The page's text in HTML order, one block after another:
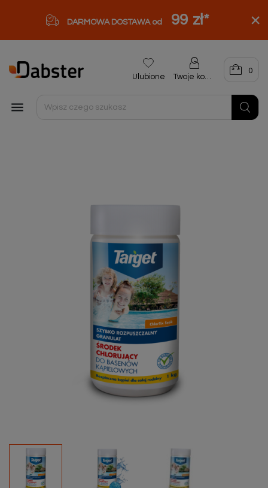
DARMOWA DOSTAWA od 99 zł*

Ulubione Twoje konto
0